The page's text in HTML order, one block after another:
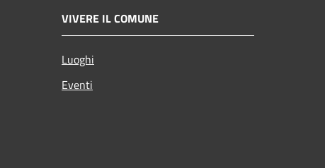
VIVERE IL COMUNE
Luoghi
Eventi